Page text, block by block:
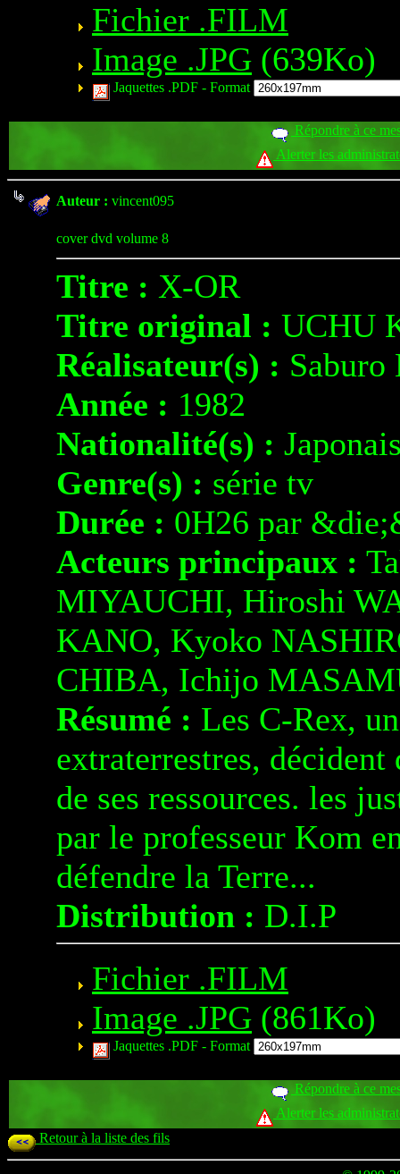
Fichier .FILM
Image .JPG (639Ko)
Jaquettes .PDF - Format
Répondre à ce
Alerter les
Auteur : vincent095
cover dvd volume 8
Titre : X-OR
Titre original : UCHU
Réalisateur(s) : Saburo
Année : 1982
Nationalité(s) :
Genre(s) : série tv
Durée : 0H26 par
Acteurs principaux :
MIYAUCHI, Hiroshi
KANO, Kyoko
CHIBA, Ichijo
Résumé : Les C-Rex,
extraterrestres,
de ses ressources. les
par le professeur Kom
défendre la Terre...
Distribution : D.I.P
Fichier .FILM
Image .JPG (861Ko)
Jaquettes .PDF - Format
Répondre à ce
Alerter les
Retour à la liste des fils